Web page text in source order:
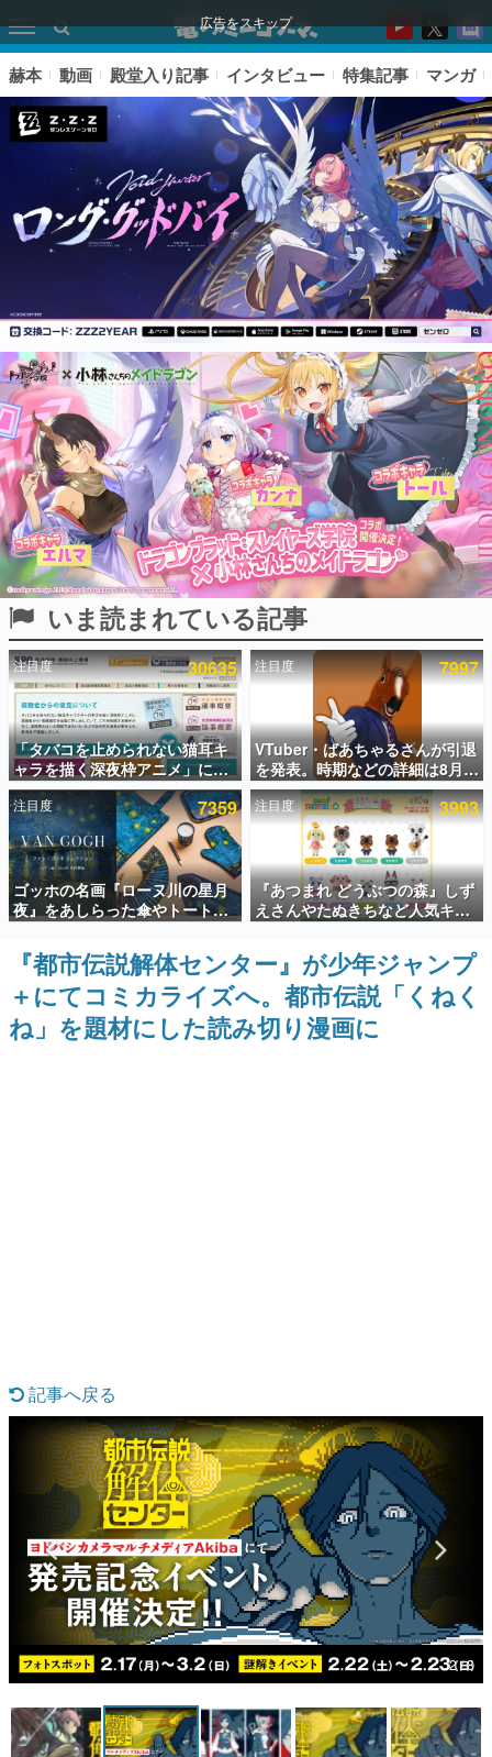
広告をスキップ
ピックアップ
電ファミのいま読まれている記事ランキング
アプリセール情報
インタビュー
連載・特集一覧
殿堂入り記事
SNS拡散数が数千以上！ ページビュー数万以上！ などな
ど。多くの人々に読まれた、電ファミ渾身の“殿堂入り”記
事をまとめました。
ゲームの企画書
名作ゲームクリエイターの方々に製作時のエピソードをお
聞きし、ヒットする企画（ゲーム）とは何か？を探ってい
きます。
赫本
この物語を解いてはいけない。『赫本』は、〈試験問題〉
の形をした短編ホラー小説集です。
新世代に訊く
これからのデジタルゲーム市場を担う若きクリエイター達
の姿を追い、彼らのルーツと情熱を探っていきます。
ゲーム世代の作家たち
ゲームに多大な影響を受けた作家さんに取材し、ゲームが
日本のコンテンツ産業やカルチャーに与えた影響を探る企
画です。
カテゴリ
特集記事
マンガ
女性向け
アプリレビュー
その他
電ファミニコゲーマーとは？
運営：株式会社マレ
赫本 動画 殿堂入り記事 インタビュー 特集記事 マンガ
いま読まれている記事
注目度 30635
「タバコを止められない猫耳キ
ャラを描く深夜枠アニメ」に視
聴者の一部から批判意見。違法
薬物の使用と思しき描写も含め
て、BPOが議論を交わす
注目度 7997
VTuber・ばあちゃるさんが引退
を発表。時期などの詳細は8月9
日15時からの配信で説明
注目度 7359
ゴッホの名画『ローヌ川の星月
夜』をあしらった傘やトートバ
ッグなどが登場。8月7日21時よ
り2日間限定で予約販売
注目度 3993
『あつまれ どうぶつの森』しず
えさんやたぬきちなど人気キャ
ラクターのフロッキードールが9
月に発売開始。「とたけけ」や
「ちゃちゃまる」も
『都市伝説解体センター』が少年ジャンプ
＋にてコミカライズへ。都市伝説「くねく
ね」を題材にした読み切り漫画に
記事へ戻る
2 / 8